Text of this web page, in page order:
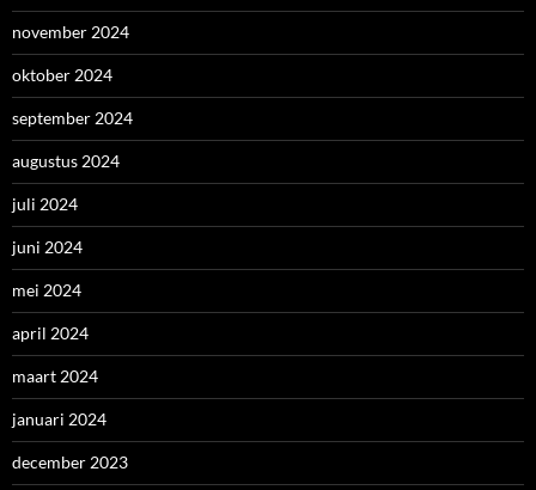
november 2024
oktober 2024
september 2024
augustus 2024
juli 2024
juni 2024
mei 2024
april 2024
maart 2024
januari 2024
december 2023